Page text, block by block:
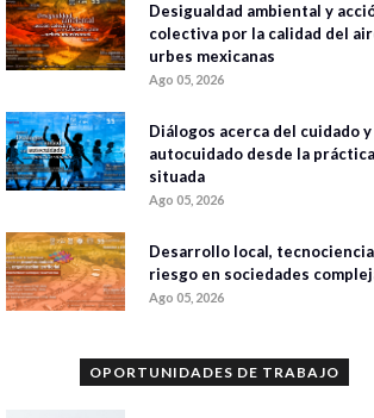
Desigualdad ambiental y
colectiva por la calidad del
urbes mexicanas
Ago 05, 2026
Diálogos acerca del cuidado y
autocuidado desde la práctica
situada
Ago 05, 2026
Desarrollo local,
riesgo en sociedades
Ago 05, 2026
OPORTUNIDADES DE TRABAJO